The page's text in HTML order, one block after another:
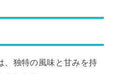
、独特の風味と甘みを持